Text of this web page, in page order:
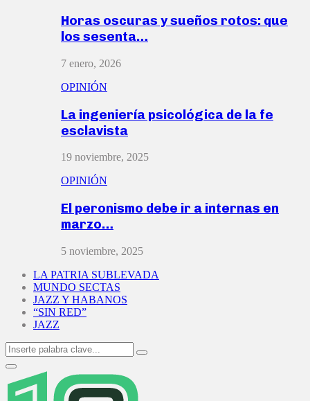
Horas oscuras y sueños rotos: que
los sesenta…
7 enero, 2026
OPINIÓN
La ingeniería psicológica de la fe
esclavista
19 noviembre, 2025
OPINIÓN
El peronismo debe ir a internas en
marzo…
5 noviembre, 2025
LA PATRIA SUBLEVADA
MUNDO SECTAS
JAZZ Y HABANOS
“SIN RED”
JAZZ
Search
for:
Search
Primary
Menu